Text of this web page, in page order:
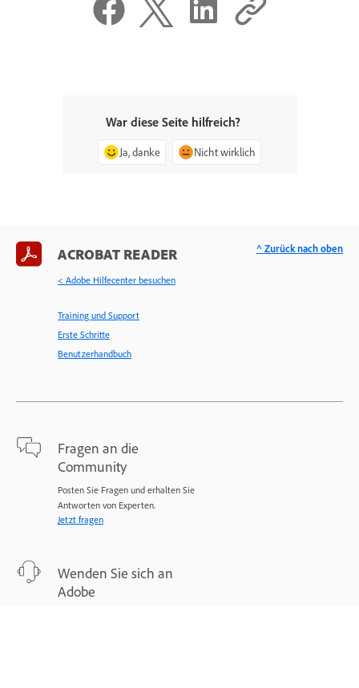
War diese Seite hilfreich?
Ja, danke Nicht wirklich
ACROBAT READER
< Adobe Hilfecenter besuchen
Training und Support
Erste Schritte
Benutzerhandbuch
Fragen an die
Community
Posten Sie Fragen und erhalten Sie
Antworten von Experten.
Jetzt fragen
Wenden Sie sich an
Adobe
^ Zurück nach oben